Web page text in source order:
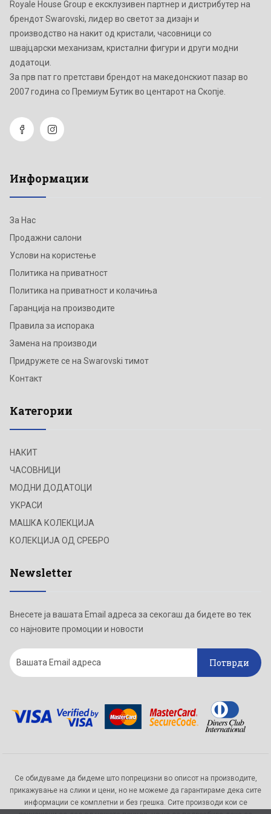
Royale House Group е ексклузивен партнер и дистрибутер на
брендот Swarovski, лидер во светот за дизајн и
производство на накит од кристали, часовници со
швајцарски механизам, кристални фигури и други модни
додатоци.
Зa прв пат го претстави брендот на македонскиот пазар во
2007 година со Премиум Бутик во центарот на Скопје.
Информации
За Нас
Продажни салони
Услови на користење
Политика на приватност
Политика на приватност и колачиња
Гаранција на производите
Правила за испорака
Замена на производи
Придружете се на Swarovski тимот
Контакт
Категории
НАКИТ
ЧАСОВНИЦИ
МОДНИ ДОДАТОЦИ
УКРАСИ
МАШКА КОЛЕКЦИЈА
КОЛЕКЦИЈА ОД СРЕБРО
Newsletter
Внесете ја вашата Email адреса за секогаш да бидете во тек
со најновите промоции и новости
Потврди
Се обидуваме да бидеме што попрецизни во описот на производите,
прикажување на слики и цени, но не можеме да гарантираме дека сите
информации се комплетни и без грешка. Сите производи кои се